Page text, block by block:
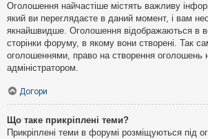
Оголошення найчастіше містять важливу
який ви переглядаєте в даний момент, і вам
якнайшвидше. Оголошення відображаються в
сторінки форуму, в якому вони створені. Так
оголошеннями, право на створення оголошень
адміністратором.
Догори
Що таке прикріплені теми?
Прикріплені теми в форумі розміщуються під